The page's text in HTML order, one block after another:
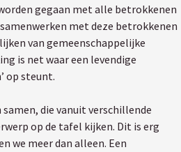
gegaan met alle betrokkenen
met deze betrokkenen
van gemeenschappelijke
is net waar een levendige
op steunt.
die vanuit verschillende
op de tafel kijken. Dit is erg
we meer dan alleen. Een